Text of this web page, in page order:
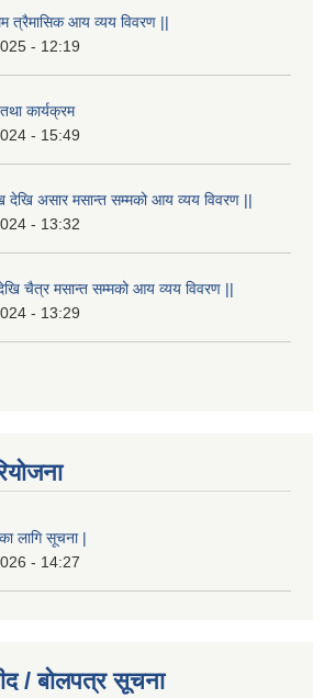
आय व्यय विवरण ||
- 12:19
कार्यक्रम
- 15:49
असार मसान्त सम्मको आय व्यय विवरण ||
- 13:32
चैत्र मसान्त सम्मको आय व्यय विवरण ||
- 13:29
लागि सूचना |
- 14:27
/ बोलपत्र सूचना